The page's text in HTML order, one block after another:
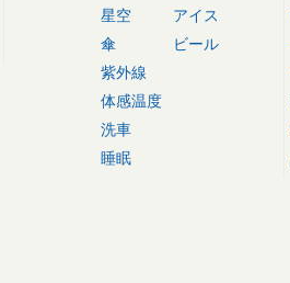
星空
傘
紫外線
体感温度
洗車
睡眠
アイス
ビール